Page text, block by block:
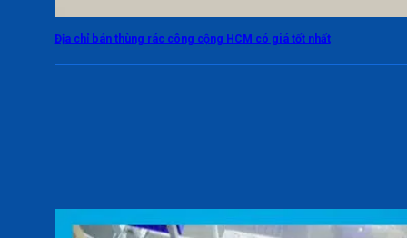
Địa chỉ bán thùng rác công cộng HCM có giá tốt nhất